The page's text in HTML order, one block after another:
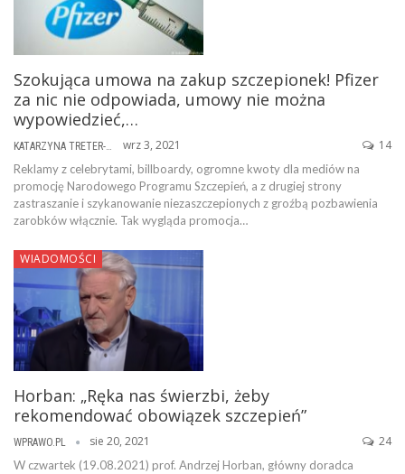
Szokująca umowa na zakup szczepionek! Pfizer
za nic nie odpowiada, umowy nie można
wypowiedzieć,…
KATARZYNA TRETER-SIERPIŃSKA wrz 3, 2021 14
Reklamy z celebrytami, billboardy, ogromne kwoty dla mediów na
promocję Narodowego Programu Szczepień, a z drugiej strony
zastraszanie i szykanowanie niezaszczepionych z groźbą pozbawienia
zarobków włącznie. Tak wygląda promocja…
WIADOMOŚCI
Horban: „Ręka nas świerzbi, żeby
rekomendować obowiązek szczepień”
WPRAWO.PL sie 20, 2021 24
W czwartek (19.08.2021) prof. Andrzej Horban, główny doradca